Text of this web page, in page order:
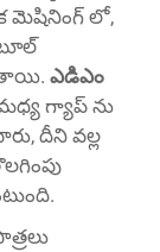
మెషినింగ్ లో,
ఎడిఎం
గ్యాప్ ను
దీని వల్ల